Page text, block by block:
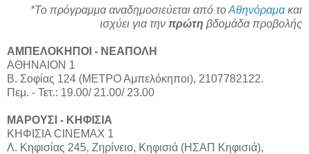
*Το πρόγραμμα αναδημοσιεύεται από τοΑθηνόραμακαι
ισχύει για την πρώτη βδομάδα προβολής
ΑΜΠΕΛΟΚΗΠΟΙ - ΝΕΑΠΟΛΗ
ΑΘΗΝΑΙΟΝ 1
Β. Σοφίας 124 (ΜΕΤΡΟ Αμπελόκηποι), 2107782122.
Πεμ. - Τετ.: 19.00/ 21.00/ 23.00
ΜΑΡΟΥΣΙ - ΚHΦΙΣΙΑ
ΚΗΦΙΣΙΑ CINEMAX 1
Λ. Κηφισίας 245, Ζηρίνειο, Κηφισιά (ΗΣΑΠ Κηφισιά),